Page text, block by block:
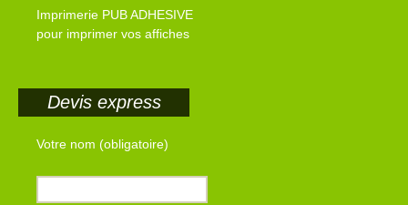
Imprimerie PUB ADHESIVE
pour imprimer vos affiches
Devis express
Votre nom (obligatoire)